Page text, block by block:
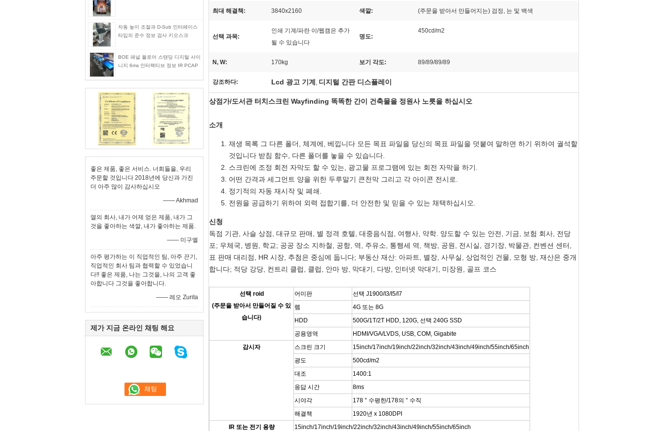
자동 높이 조절과 D-Sub 인터페이스
타입의 준수 정보 검사 키오스크
BOE 패널 플로어 스탠딩 디지털 사이
니지 6ms 인터랙티브 정보 IR PCAP
좋은 제품, 좋은 서비스. 너희들을, 우리
주문할 것입니다 2018년에 당신과 가진
더 아주 많이 감사하십시오
—— Akhmad
열의 회사, 내가 어제 얻은 제품, 내가 그
것을 좋아하는 색깔, 내가 좋아하는 제품.
—— 미구엘
아주 평가하는 이 직업적인 팀, 아주 끈기,
직업적인 회사 팀과 협력할 수 있었습니
다!! 좋은 제품, 나는 그것을, 나의 고객 좋
아합니다 그것을 좋아합니다.
—— 레오 Zurita
제가 지금 온라인 채팅 해요
최대 해결책: 3840x2160 색깔: (주문을 받아서 만들어지는) 검정, 는 및 백색
선택 과목:
인쇄 기계/파란 이/웹캠은 추가
될 수 있습니다
명도:
450cd/m2
N, W: 170kg 보기 각도: 89/89/89/89
강조하다: Lcd 광고 기계 , 디지털 간판 디스플레이
상점가/도서관 터치스크린 Wayfinding 똑똑한 간이 건축물을 정원사 노릇을 하십시오
소개
재생 목록 그 다른 폴더, 체계에, 베낍니다 모든 목표 파일을 당신의 목표 파일을 덧붙여 말하면 하기 위하여 궐석할
것입니다 받침 함수, 다른 폴더를 놓을 수 있습니다.
스크린에 조정 회전 자막도 할 수 있는, 광고물 프로그램에 있는 회전 자막을 하기.
어떤 간격과 세그먼트 양을 위한 두루말기 큰천막 그리고 각 아이콘 전시로.
정기적의 자동 재시작 및 폐쇄.
전원을 공급하기 위하여 외력 접합기를, 더 안전한 및 믿을 수 있는 채택하십시오.
신청
독점 기관, 사슬 상점, 대규모 판매, 별 정격 호텔, 대중음식점, 여행사, 약학. 양도할 수 있는 안전, 기금, 보험 회사, 전당
포; 우체국, 병원, 학교; 공공 장소 지하철, 공항, 역, 주유소, 통행세 역, 책방, 공원, 전시실, 경기장, 박물관, 컨벤션 센터,
표 판매 대리점, HR 시장, 추첨은 중심에 둡니다; 부동산 재산: 아파트, 별장, 사무실, 상업적인 건물, 모형 방, 재산은 중개
합니다; 적당 강당, 컨트리 클럽, 클럽, 안마 방, 막대기, 다방, 인터넷 막대기, 미장원, 골프 코스
선택 roid
(주문을 받아서 만들어질 수 있
습니다)
어미판
선택 J1900/I3/I5/I7
렘
4G 또는 8G
HDD
500G/1T/2T HDD, 120G, 선택 240G SSD
공용영역
HDMI/VGA/LVDS, USB, COM, Gigabite
감시자
스크린 크기
15inch/17inch/19inch/22inch/32inch/43inch/49inch/55inch/65inch
광도
500cd/m2
대조
1400:1
응답 시간
8ms
시야각
178 ° 수평한/178의 ° 수직
해결책
1920년 x 1080DPI
IR 또는 전기 용량
15inch/17inch/19inch/22inch/32inch/43inch/49inch/55inch/65inch